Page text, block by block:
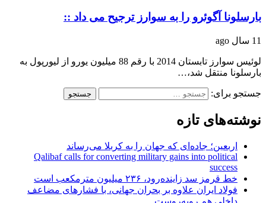
بارسلونا آگوئرو را به سوارز ترجیح می داد ::
11 سال ago
لوئیس سوارز تابستان 2014 با رقم 88 میلیون یورو از لیورپول به
بارسلونا منتقل شد،…
جستجو برای:
نوشته‌های تازه
اربعین؛ جاده‌ای که جهان را به کربلا می‌رساند
Qalibaf calls for converting military gains into political
success
خط قرمز سد زاینده‌رود، ۲۳۶ میلیون مترمکعب است
فولاد ایران علاوه بر بحران جهانی، با فشارهای مضاعف
داخلی هم روبه‌روست